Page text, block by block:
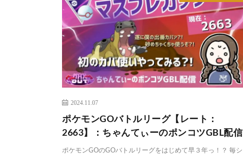
2024.11.07
ポケモンGOバトルリーグ【レート：
2663】：ちゃんてぃーのポンコツGBL配信
ポケモンGOのGOバトルリーグをはじめて早３年っ！？ 毎シ